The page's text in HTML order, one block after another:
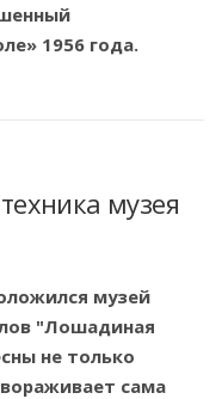
1956 года.
музея
музей
"Лошадиная
не только
сама